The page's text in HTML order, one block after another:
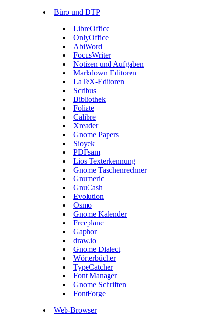
Büro und DTP
LibreOffice
OnlyOffice
AbiWord
FocusWriter
Notizen und Aufgaben
Markdown-Editoren
LaTeX-Editoren
Scribus
Bibliothek
Foliate
Calibre
Xreader
Gnome Papers
Sioyek
PDFsam
Lios Texterkennung
Gnome Taschenrechner
Gnumeric
GnuCash
Evolution
Osmo
Gnome Kalender
Freeplane
Gaphor
draw.io
Gnome Dialect
Wörterbücher
TypeCatcher
Font Manager
Gnome Schriften
FontForge
Web-Browser